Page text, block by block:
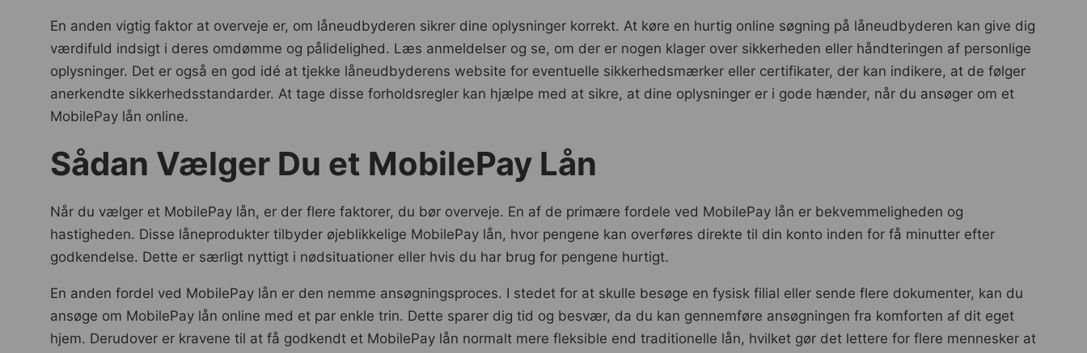
En anden vigtig faktor at overveje er, om låneudbyderen sikrer dine oplysninger korrekt. At køre en hurtig online søgning på låneudbyderen kan give dig
værdifuld indsigt i deres omdømme og pålidelighed. Læs anmeldelser og se, om der er nogen klager over sikkerheden eller håndteringen af ​​personlige
oplysninger. Det er også en god idé at tjekke låneudbyderens website for eventuelle sikkerhedsmærker eller certifikater, der kan indikere, at de følger
anerkendte sikkerhedsstandarder. At tage disse forholdsregler kan hjælpe med at sikre, at dine oplysninger er i gode hænder, når du ansøger om et
MobilePay lån online.
Sådan Vælger Du et MobilePay Lån
Når du vælger et MobilePay lån, er der flere faktorer, du bør overveje. En af de primære fordele ved MobilePay lån er bekvemmeligheden og
hastigheden. Disse låneprodukter tilbyder øjeblikkelige MobilePay lån, hvor pengene kan overføres direkte til din konto inden for få minutter efter
godkendelse. Dette er særligt nyttigt i nødsituationer eller hvis du har brug for pengene hurtigt.
En anden fordel ved MobilePay lån er den nemme ansøgningsproces. I stedet for at skulle besøge en fysisk filial eller sende flere dokumenter, kan du
ansøge om MobilePay lån online med et par enkle trin. Dette sparer dig tid og besvær, da du kan gennemføre ansøgningen fra komforten af dit eget
hjem. Derudover er kravene til at få godkendt et MobilePay lån normalt mere fleksible end traditionelle lån, hvilket gør det lettere for flere mennesker at